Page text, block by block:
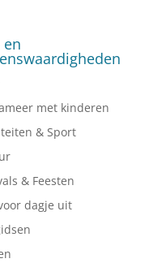
en
met kinderen
& Sport
& Feesten
dagje uit